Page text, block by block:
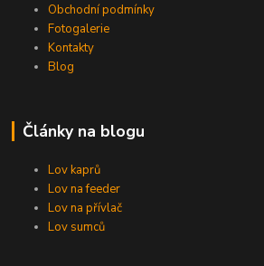
Obchodní podmínky
Fotogalerie
Kontakty
Blog
Články na blogu
Lov kaprů
Lov na feeder
Lov na přívlač
Lov sumců